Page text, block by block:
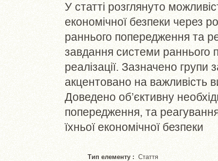
У статті розглянуто
економічної безпеки через
раннього попередження та
завдання системи раннього
реалізації. Зазначено групи
акцентовано на важливість
Доведено об’єктивну
попередження, та
їхньої економічної безпеки
Тип елементу : Стаття